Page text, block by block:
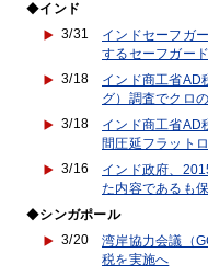
◆インド
3/31
インドセーフガ
するセーフガー
3/18
インド商工省AD
グ）調査でクロ
3/18
インド商工省AD
間圧延フラット
3/16
インド政府、
た内容であるも
◆シンガポール
3/20
湾岸協力会議（
税を実施へ